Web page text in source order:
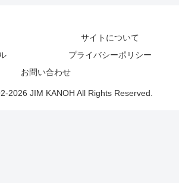
サイトについて
プライバシーポリシー
お問い合わせ
2026 JIM KANOH All Rights Reserved.